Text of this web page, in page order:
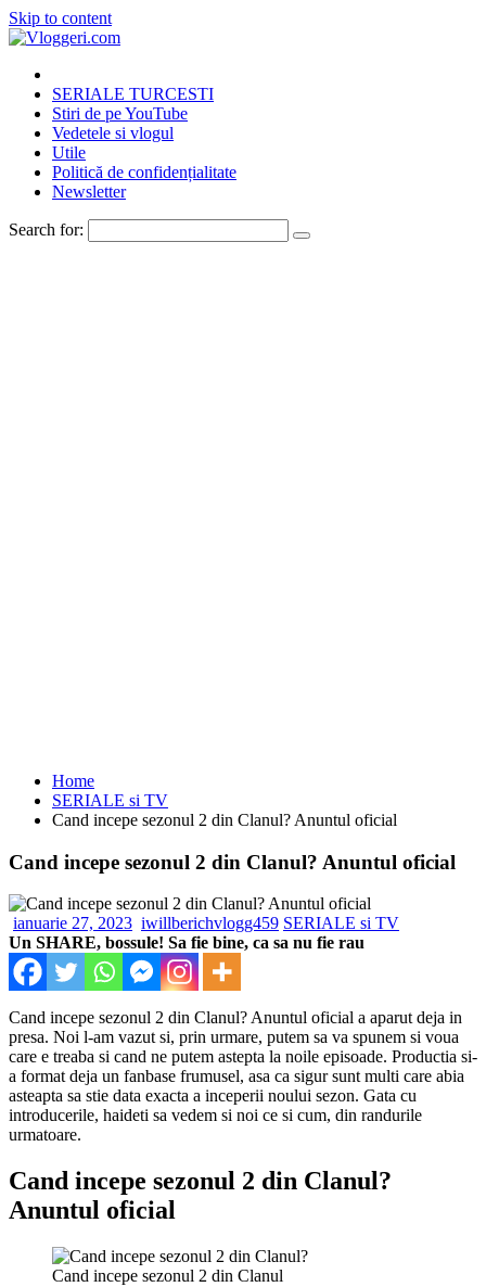
Skip to content
SERIALE TURCESTI
Stiri de pe YouTube
Vedetele si vlogul
Utile
Politică de confidențialitate
Newsletter
Search for:
Home
SERIALE si TV
Cand incepe sezonul 2 din Clanul? Anuntul oficial
Cand incepe sezonul 2 din Clanul? Anuntul oficial
ianuarie 27, 2023 iwillberichvlogg459 SERIALE si TV
Un SHARE, bossule! Sa fie bine, ca sa nu fie rau
Cand incepe sezonul 2 din Clanul? Anuntul oficial a aparut deja in
presa. Noi l-am vazut si, prin urmare, putem sa va spunem si voua
care e treaba si cand ne putem astepta la noile episoade. Productia si-
a format deja un fanbase frumusel, asa ca sigur sunt multi care abia
asteapta sa stie data exacta a inceperii noului sezon. Gata cu
introducerile, haideti sa vedem si noi ce si cum, din randurile
urmatoare.
Cand incepe sezonul 2 din Clanul?
Anuntul oficial
Cand incepe sezonul 2 din Clanul